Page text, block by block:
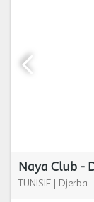
Naya Club -
TUNISIE | Djerba